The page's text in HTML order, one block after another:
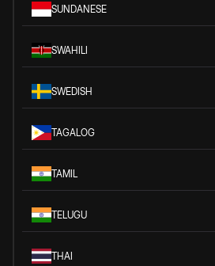
SUNDANESE
SWAHILI
SWEDISH
TAGALOG
TAMIL
TELUGU
THAI